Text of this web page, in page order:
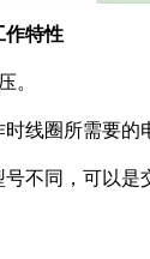
作特性
。
圈所需要的
同，可以是